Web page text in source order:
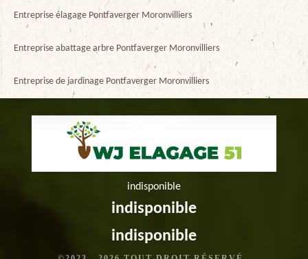
Entreprise élagage Pontfaverger Moronvilliers
Entreprise abattage arbre Pontfaverger Moronvilliers
Entreprise de jardinage Pontfaverger Moronvilliers
indisponible
indisponible
indisponible